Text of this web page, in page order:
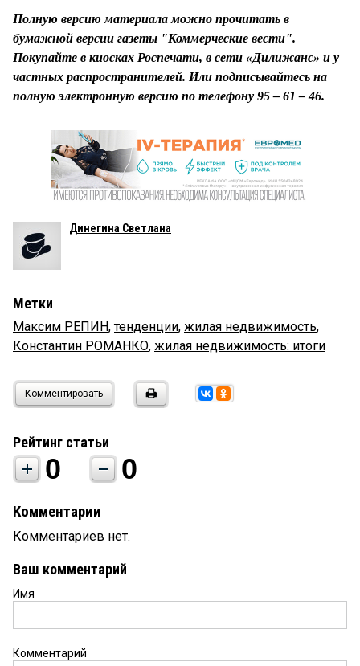
Полную версию материала можно прочитать в
бумажной версии газеты "Коммерческие вести".
Покупайте в киосках Роспечати, в сети «Дилижанс» и у
частных распространителей. Или подписывайтесь на
полную электронную версию по телефону 95 – 61 – 46.
Динегина Светлана
Метки
Максим РЕПИН,тенденции, жилая недвижимость,
Константин РОМАНКО, жилая недвижимость: итоги
Комментировать
Рейтинг статьи
0 0
Комментарии
Комментариев нет.
Ваш комментарий
Имя
Комментарий